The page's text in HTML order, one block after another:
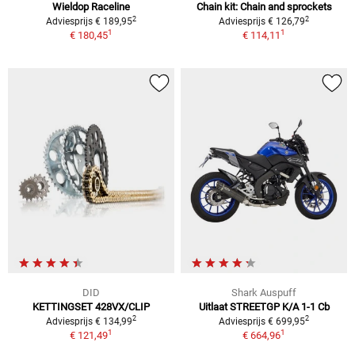
Wieldop Raceline
Adviesprijs € 189,952
€ 180,451
Chain kit: Chain and sprockets
Adviesprijs € 126,792
€ 114,111
DID
KETTINGSET 428VX/CLIP
Adviesprijs € 134,992
€ 121,491
Shark Auspuff
Uitlaat STREETGP K/A 1-1 Cb
Adviesprijs € 699,952
€ 664,961